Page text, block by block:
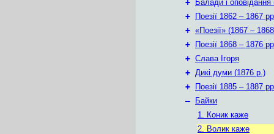
+
Балади і
+
Поезії 1862 – 1867
+ «Поезії» (1867 –
+
Поезії 1868 – 1876
+ Слава Ігоря
+ Дикі думи (1876 р.)
+
Поезії 1885 – 1887
–
Байки
1. Коник каже
2. Волик каже